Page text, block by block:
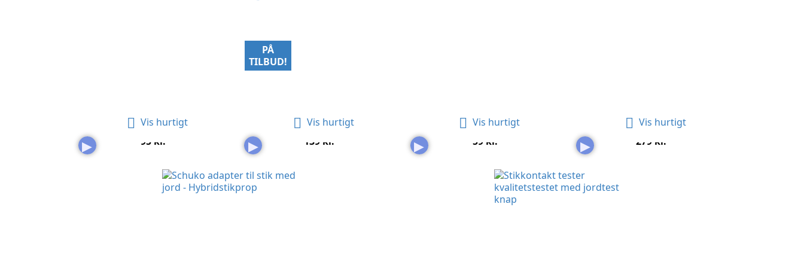
▶
Jordforbindelse Med...
Pris
95 kr.
 Vis hurtigt
▶
Jordforbindelse Med Måtter...
Pris
139 kr.
PÅ
TILBUD!
 Vis hurtigt
▶
Jordforbindelsesklemme -...
Pris
59 kr.
 Vis hurtigt
▶
Jordspyd For Earthing Med...
Pris
279 kr.
 Vis hurtigt